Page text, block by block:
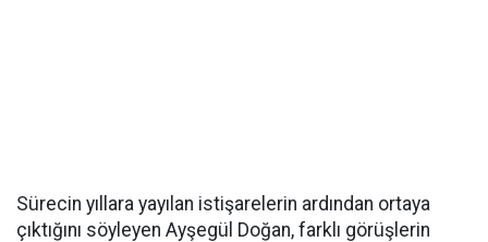
Sürecin yıllara yayılan istişarelerin ardından ortaya
çıktığını söyleyen Ayşegül Doğan, farklı görüşlerin